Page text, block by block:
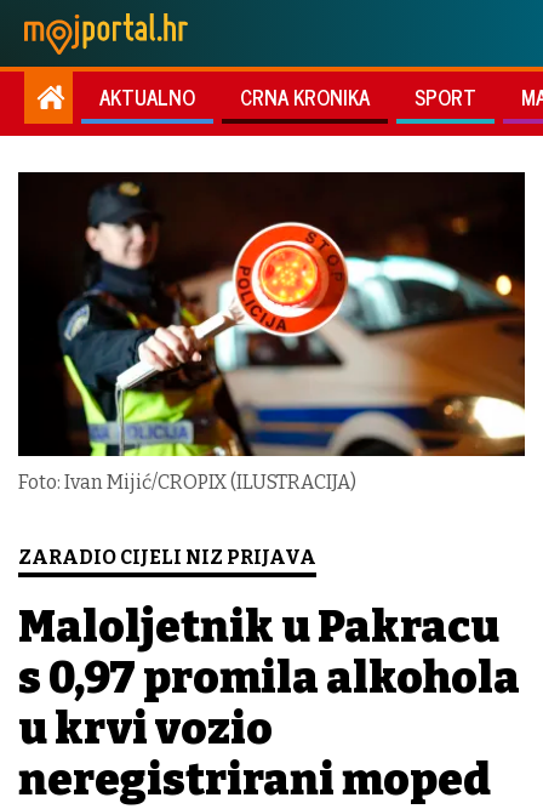
AKTUALNO CRNA KRONIKA SPORT
Foto: Ivan Mijić/CROPIX (ILUSTRACIJA)
ZARADIO CIJELI NIZ PRIJAVA
Maloljetnik u Pakracu
s 0,97 promila alkohola
u krvi vozio
neregistrirani moped